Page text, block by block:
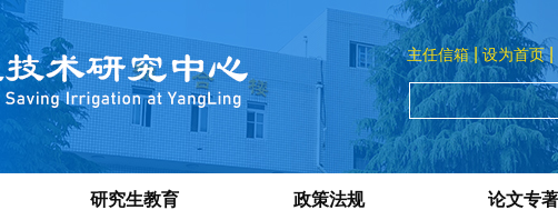
主任信箱|设为首页|
研究生教育 政策法规 论文专著